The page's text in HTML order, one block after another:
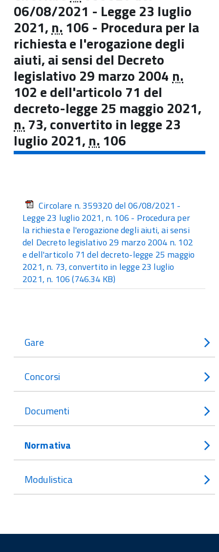
06/08/2021 - Legge 23 luglio
2021, n. 106 - Procedura per la
richiesta e l'erogazione degli
aiuti, ai sensi del Decreto
legislativo 29 marzo 2004 n.
102 e dell'articolo 71 del
decreto-legge 25 maggio 2021,
n. 73, convertito in legge 23
luglio 2021, n. 106​
Circolare n. 359320 del 06/08/2021 -
Legge 23 luglio 2021, n. 106 - Procedura per
la richiesta e l'erogazione degli aiuti, ai sensi
del Decreto legislativo 29 marzo 2004 n. 102
e dell'articolo 71 del decreto-legge 25 maggio
2021, n. 73, convertito in legge 23 luglio
2021, n. 106​(746.34 KB)
Gare
Concorsi
Documenti
Normativa
Modulistica